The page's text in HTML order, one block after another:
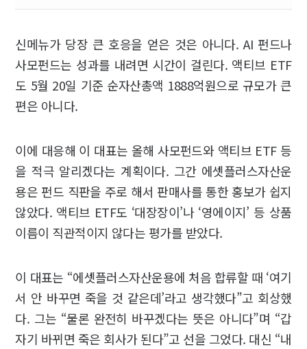
신메뉴가 당장 큰 호응을 얻은 것은 아니다. AI 펀드나
사모펀드는 성과를 내려면 시간이 걸린다. 액티브 ETF
도 5월 20일 기준 순자산총액 1888억원으로 규모가 큰
편은 아니다.
이에 대응해 이 대표는 올해 사모펀드와 액티브 ETF 등
을 적극 알리겠다는 계획이다. 그간 에셋플러스자산운
용은 펀드 직판을 주로 해서 판매사를 통한 홍보가 쉽지
않았다. 액티브 ETF도 ‘대장장이’나 ‘영에이지’ 등 상품
이름이 직관적이지 않다는 평가를 받았다.
이 대표는 “에셋플러스자산운용에 처음 합류할 때 ‘여기
서 안 바꾸면 죽을 것 같은데’라고 생각했다”고 회상했
다. 그는 “물론 완전히 바꾸겠다는 뜻은 아니다”며 “갑
자기 바뀌면 죽은 회사가 된다”고 선을 그었다. 대신 “내